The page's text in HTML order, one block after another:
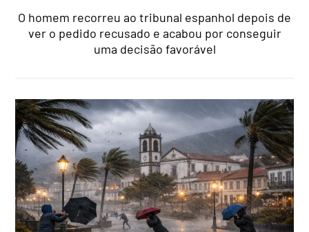
O homem recorreu ao tribunal espanhol depois de
ver o pedido recusado e acabou por conseguir
uma decisão favorável